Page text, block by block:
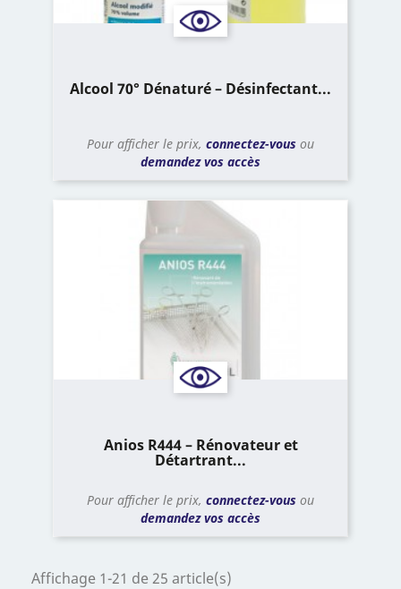
Alcool 70° Dénaturé – Désinfectant...
Pour afficher le prix, connectez-vous ou
demandez vos accès
Anios R444 – Rénovateur et
Détartrant...
Pour afficher le prix, connectez-vous ou
demandez vos accès
Affichage 1-21 de 25 article(s)